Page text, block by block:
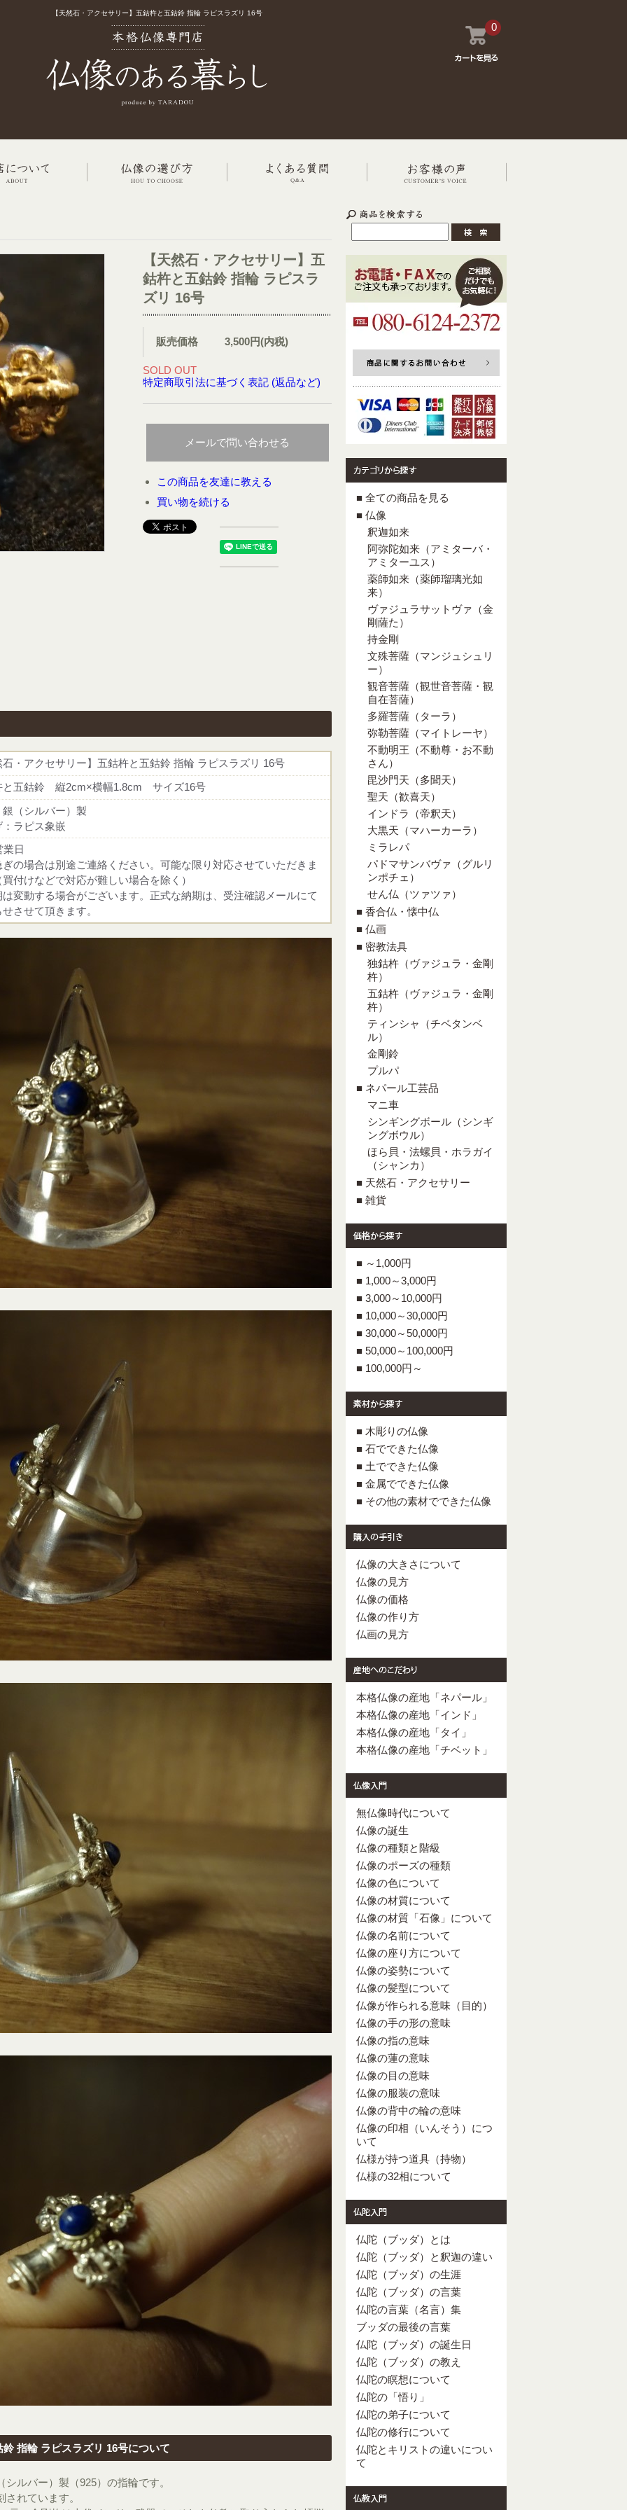
【天然石・アクセサリー】五鈷杵と五鈷鈴 指輪 ラピスラズリ 16号
0
【天然石・アクセサリー】五
鈷杵と五鈷鈴 指輪 ラピスラ
ズリ 16号
販売価格 3,500円(内税)
SOLD OUT
特定商取引法に基づく表記 (返品など)
メールで問い合わせる
この商品を友達に教える
買い物を続ける
石・アクセサリー】五鈷杵と五鈷鈴 指輪 ラピスラズリ 16号
と五鈷鈴 縦2cm×横幅1.8cm サイズ16号
銀（シルバー）製
：ラピス象嵌
業日
の場合は別途ご連絡ください。可能な限り対応させていただきま
付けなどで対応が難しい場合を除く）
変動する場合がございます。正式な納期は、受注確認メールにて
させて頂きます。
指輪 ラピスラズリ 16号について
ルバー）製（925）の指輪です。
れています。
■ 全ての商品を見る
■ 仏像
釈迦如来
阿弥陀如来（アミターバ・
アミターユス）
薬師如来（薬師瑠璃光如
来）
ヴァジュラサットヴァ（金
剛薩た）
持金剛
文殊菩薩（マンジュシュリ
ー）
観音菩薩（観世音菩薩・観
自在菩薩）
多羅菩薩（ターラ）
弥勒菩薩（マイトレーヤ）
不動明王（不動尊・お不動
さん）
毘沙門天（多聞天）
聖天（歓喜天）
インドラ（帝釈天）
大黒天（マハーカーラ）
ミラレパ
パドマサンバヴァ（グルリ
ンポチェ）
せん仏（ツァツァ）
■ 香合仏・懐中仏
■ 仏画
■ 密教法具
独鈷杵（ヴァジュラ・金剛
杵）
五鈷杵（ヴァジュラ・金剛
杵）
ティンシャ（チベタンベ
ル）
金剛鈴
プルパ
■ ネパール工芸品
マニ車
シンギングボール（シンギ
ングボウル）
ほら貝・法螺貝・ホラガイ
（シャンカ）
■ 天然石・アクセサリー
■ 雑貨
■ ～1,000円
■ 1,000～3,000円
■ 3,000～10,000円
■ 10,000～30,000円
■ 30,000～50,000円
■ 50,000～100,000円
■ 100,000円～
■ 木彫りの仏像
■ 石でできた仏像
■ 土でできた仏像
■ 金属でできた仏像
■ その他の素材でできた仏像
仏像の大きさについて
仏像の見方
仏像の価格
仏像の作り方
仏画の見方
本格仏像の産地「ネパール」
本格仏像の産地「インド」
本格仏像の産地「タイ」
本格仏像の産地「チベット」
無仏像時代について
仏像の誕生
仏像の種類と階級
仏像のポーズの種類
仏像の色について
仏像の材質について
仏像の材質「石像」について
仏像の名前について
仏像の座り方について
仏像の姿勢について
仏像の髪型について
仏像が作られる意味（目的）
仏像の手の形の意味
仏像の指の意味
仏像の蓮の意味
仏像の目の意味
仏像の服装の意味
仏像の背中の輪の意味
仏像の印相（いんそう）につ
いて
仏様が持つ道具（持物）
仏様の32相について
仏陀（ブッダ）とは
仏陀（ブッダ）と釈迦の違い
仏陀（ブッダ）の生涯
仏陀（ブッダ）の言葉
仏陀の言葉（名言）集
ブッダの最後の言葉
仏陀（ブッダ）の誕生日
仏陀（ブッダ）の教え
仏陀の瞑想について
仏陀の「悟り」
仏陀の弟子について
仏陀の修行について
仏陀とキリストの違いについ
て